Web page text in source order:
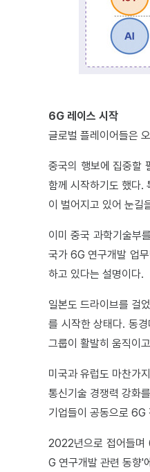
6G 레이스 시작
글로벌 플레이어들은
중국의 행보에 집중할
함께 시작하기도 했다.
이 벌어지고 있어 눈길
이미 중국 과학기술부
국가 6G 연구개발 업
하고 있다는 설명이다.
일본도 드라이브를 걸
를 시작한 상태다. 동
그룹이 활발히 움직이
미국과 유럽도 마찬가
통신기술 경쟁력 강화
기업들이 공동으로 6G
2022년으로 접어들며
G 연구개발 관련 동향'